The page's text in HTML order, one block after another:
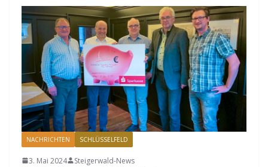
NACHRICHTEN SCHLÜSSELFELD
3. Mai 2024
Steigerwald-News